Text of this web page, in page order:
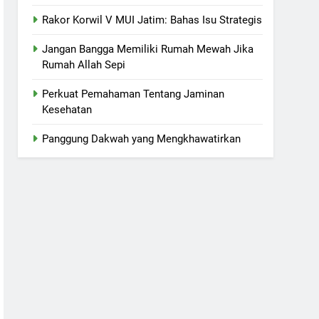
Rakor Korwil V MUI Jatim: Bahas Isu Strategis
Jangan Bangga Memiliki Rumah Mewah Jika
Rumah Allah Sepi
Perkuat Pemahaman Tentang Jaminan
Kesehatan
Panggung Dakwah yang Mengkhawatirkan